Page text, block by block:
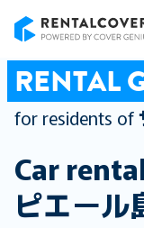
RENTAL
for residents of
Car
ピエール